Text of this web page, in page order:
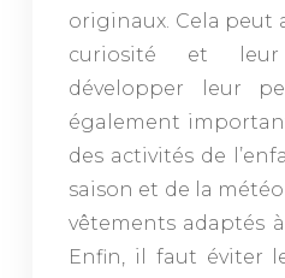
originaux. Cela peut
curiosité et
développer leur
également
des activités de
saison et de la
vêtements adaptés
Enfin, il faut éviter